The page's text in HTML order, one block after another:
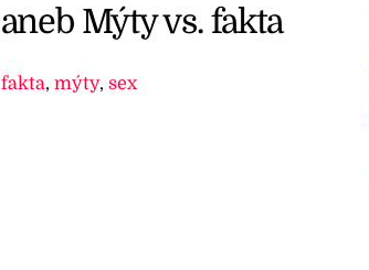
aneb Mýty vs. fakta
fakta, mýty, sex